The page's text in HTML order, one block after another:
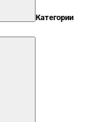
Категории